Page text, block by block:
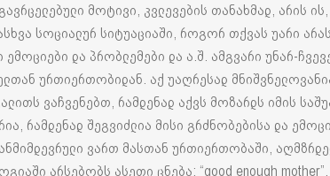
მოტივი, კვლევების თანახმად, არის
სოციალურ სიტუაციაში, როგორ თქვას უარი
და პრობლემები და ა.შ. ამგვარი უნარ-
ურთიერთობიდან. აქ უაღრესად
ვაჩვენებთ, რამდენად აქვს მოზარდს იმის
რამდენად შეგვიძლია მისი გრძნობებისა და
ვართ მასთან ურთიერთობაში,
არსებობს ასეთი ცნება: “good enough